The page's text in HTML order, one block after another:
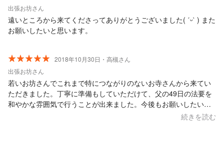
出張お坊さん
遠いところから来てくださってありがとうございました( ˊᵕˋ ) また
お願いしたいと思います。
2018年10月30日・高槻さん
出張お坊さん
若いお坊さんでこれまで特につながりのないお寺さんから来てい
ただきました。丁寧に準備もしていただけて、父の49日の法要を
和やかな雰囲気で行うことが出来ました。今後もお願いしたいと
続きを読む